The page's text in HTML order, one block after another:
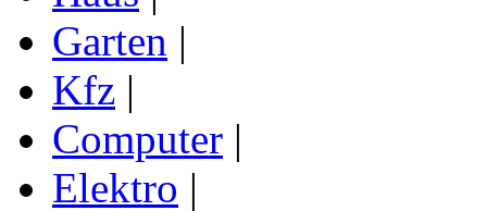
Garten |
Kfz |
Computer |
Elektro |